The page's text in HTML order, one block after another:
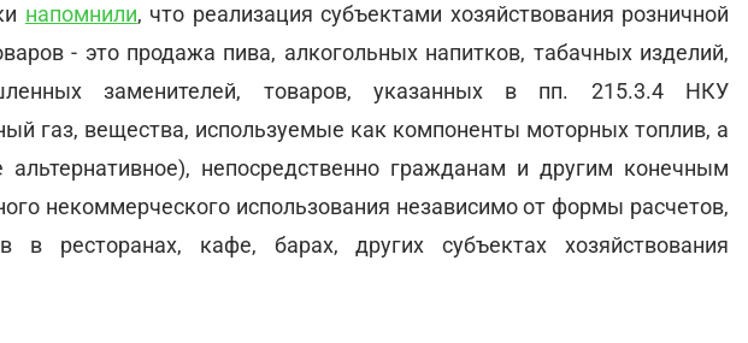
напомнили, что реализация субъектами хозяйствования розничной
- это продажа пива, алкогольных напитков, табачных изделий,
заменителей, товаров, указанных в пп. 215.3.4 НКУ
газ, вещества, используемые как компоненты моторных топлив, а
непосредственно гражданам и другим конечным
некоммерческого использования независимо от формы расчетов,
ресторанах, кафе, барах, других субъектах хозяйствования